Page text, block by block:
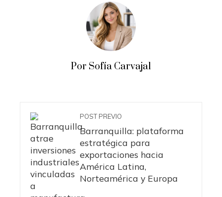
Por Sofía Carvajal
POST PREVIO
Barranquilla: plataforma
estratégica para
exportaciones hacia
América Latina,
Norteamérica y Europa